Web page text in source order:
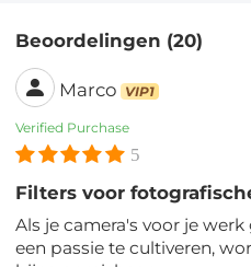
Beoordelingen (20)
Marco VIP1
Verified Purchase
5
Filters voor
Als je camera's voor je
een ​​passie te cultiveren,